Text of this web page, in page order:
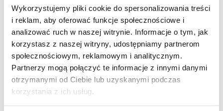
Wykorzystujemy pliki cookie do spersonalizowania treści
i reklam, aby oferować funkcje społecznościowe i
analizować ruch w naszej witrynie. Informacje o tym, jak
korzystasz z naszej witryny, udostępniamy partnerom
społecznościowym, reklamowym i analitycznym.
Partnerzy mogą połączyć te informacje z innymi danymi
otrzymanymi od Ciebie lub uzyskanymi podczas
korzystania z ich usług.
Składniki: